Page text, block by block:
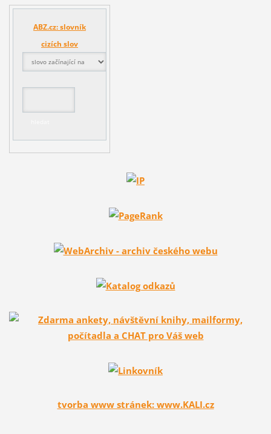
ABZ.cz: slovník
cizích slov
tvorba www stránek: www.KALI.cz